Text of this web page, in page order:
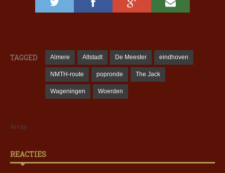
TAGGED Almere Altstadt De Meester eindhoven
NMTH-route popronde The Jack
Wageningen Woerden
Array
REACTIES